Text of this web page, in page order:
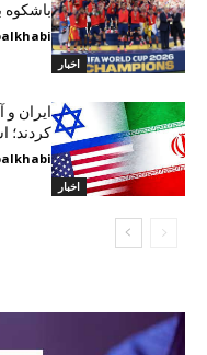
اخبار
باشکوه
اخبار
ایران
کردند؛